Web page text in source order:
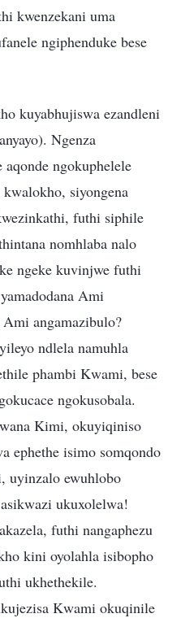
kwenzekani uma
ngiphenduke bese
kuyabhujiswa ezandleni
Ngenza
ngokuphelele
siyongena
futhi siphile
nomhlaba nalo
ngeke kuvinjwe futhi
Ami
angamazibulo?
ndlela namuhla
phambi Kwami, bese
ngokusobala.
Kimi, okuyiqiniso
ephethe isimo somqondo
uyinzalo ewuhlobo
ukuxolelwa!
futhi nangaphezu
kini oyolahla isibopho
ukhethekile.
Kwami okuqinile